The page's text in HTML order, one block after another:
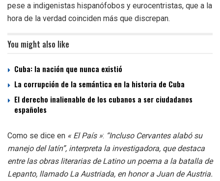
pese a indigenistas hispanófobos y eurocentristas, que a la
hora de la verdad coinciden más que discrepan.
You might also like
Cuba: la nación que nunca existió
La corrupción de la semántica en la historia de Cuba
El derecho inalienable de los cubanos a ser ciudadanos
españoles
Como se dice en « El País »: “Incluso Cervantes alabó su
manejo del latín”, interpreta la investigadora, que destaca
entre las obras literarias de Latino un poema a la batalla de
Lepanto, llamado La Austriada, en honor a Juan de Austria.